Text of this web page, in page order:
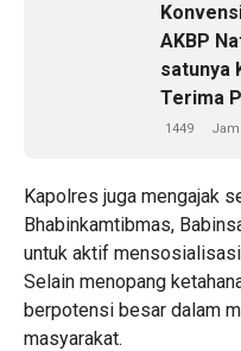
AKBP
satunya
Terima
1449
Kapolres juga mengajak
Bhabinkamtibmas,
untuk aktif
Selain menopang
berpotensi besar dalam
masyarakat.